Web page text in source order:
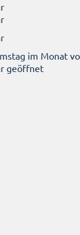
im Monat
geöffnet